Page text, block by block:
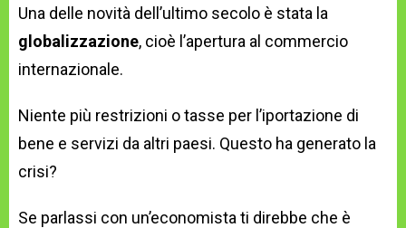
Una delle novità dell’ultimo secolo è stata la
globalizzazione, cioè l’apertura al commercio
internazionale.
Niente più restrizioni o tasse per l’iportazione di
bene e servizi da altri paesi. Questo ha generato la
crisi?
Se parlassi con un’economista ti direbbe che è